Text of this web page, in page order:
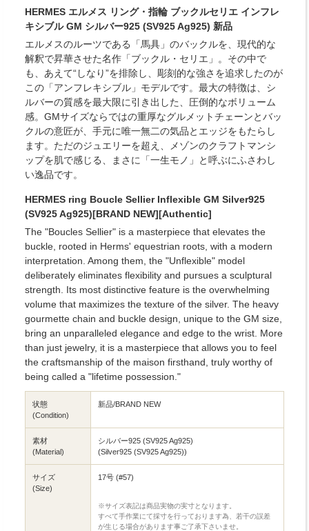
HERMES エルメス リング・指輪 ブックルセリエ インフレ
キシブル GM シルバー925 (SV925 Ag925) 新品
エルメスのルーツである「馬具」のバックルを、現代的な
解釈で昇華させた名作「ブックル・セリエ」。その中で
も、あえて“しなり”を排除し、彫刻的な強さを追求したのが
この「アンフレキシブル」モデルです。最大の特徴は、シ
ルバーの質感を最大限に引き出した、圧倒的なボリューム
感。GMサイズならではの重厚なグルメットチェーンとバッ
クルの意匠が、手元に唯一無二の気品とエッジをもたらし
ます。ただのジュエリーを超え、メゾンのクラフトマンシ
ップを肌で感じる、まさに「一生モノ」と呼ぶにふさわし
い逸品です。
HERMES ring Boucle Sellier Inflexible GM Silver925
(SV925 Ag925)[BRAND NEW][Authentic]
The "Boucles Sellier" is a masterpiece that elevates the
buckle, rooted in Herms' equestrian roots, with a modern
interpretation. Among them, the "Unflexible" model
deliberately eliminates flexibility and pursues a sculptural
strength. Its most distinctive feature is the overwhelming
volume that maximizes the texture of the silver. The heavy
gourmette chain and buckle design, unique to the GM size,
bring an unparalleled elegance and edge to the wrist. More
than just jewelry, it is a masterpiece that allows you to feel
the craftsmanship of the maison firsthand, truly worthy of
being called a "lifetime possession."
状態
(Condition)
新品/BRAND NEW
素材
(Material)
シルバー925 (SV925 Ag925)
(Silver925 (SV925 Ag925))
サイズ
(Size)
17号 (#57)
※サイズ表記は商品実物の実寸となります。
すべて手作業にて採寸を行っております為、若干の誤差
が生じる場合があります事ご了承下さいませ。